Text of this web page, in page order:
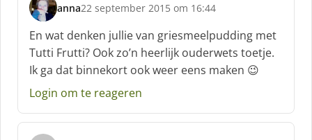
anna
s
c
h
r
e
e
:
22 september 2015 om 16:44
En wat denken jullie van griesmeelpudding met
Tutti Frutti? Ook zo’n heerlijk ouderwets toetje.
Ik ga dat binnekort ook weer eens maken 😉
Login om te reageren